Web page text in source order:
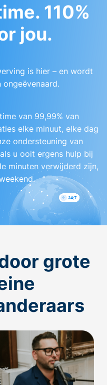
110%
jou.
is hier – en wordt
van 99,99% van
elke minuut, elke dag
ondersteuning van
u ooit ergens hulp bij
minuten verwijderd zijn,
grote